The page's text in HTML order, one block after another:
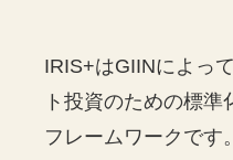
IRIS+はGIINによっ
ト投資のための標
フレームワークです